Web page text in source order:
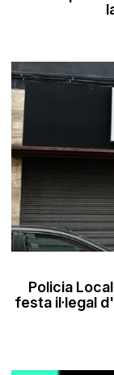
Policia
festa il·legal